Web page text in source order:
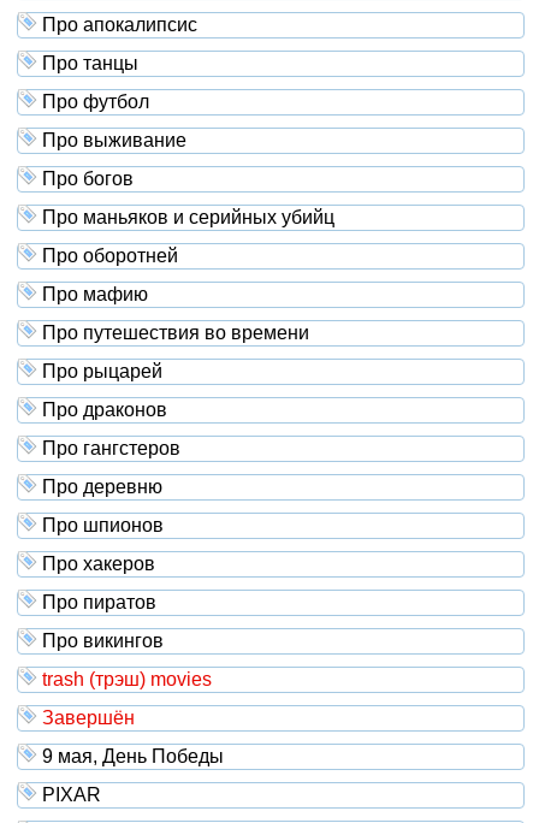
Про апокалипсис
Про танцы
Про футбол
Про выживание
Про богов
Про маньяков и серийных убийц
Про оборотней
Про мафию
Про путешествия во времени
Про рыцарей
Про драконов
Про гангстеров
Про деревню
Про шпионов
Про хакеров
Про пиратов
Про викингов
trash (трэш) movies
Завершён
9 мая, День Победы
PIXAR